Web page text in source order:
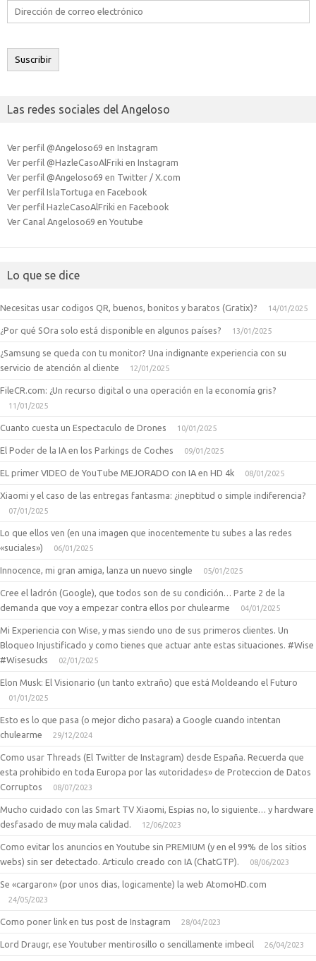
Dirección
electrónico
Suscribir
Las redes sociales del Angeloso
Ver perfil @Angeloso69 en Instagram
Ver perfil @HazleCasoAlFriki en Instagram
Ver perfil @Angeloso69 en Twitter / X.com
Ver perfil IslaTortuga en Facebook
Ver perfil HazleCasoAlFriki en Facebook
Ver Canal Angeloso69 en Youtube
Lo que se dice
Necesitas usar codigos QR, buenos, bonitos y baratos (Gratix)? 14/01/2025
¿Por qué SOra solo está disponible en algunos países? 13/01/2025
¿Samsung se queda con tu monitor? Una indignante experiencia con su
servicio de atención al cliente
12/01/2025
FileCR.com: ¿Un recurso digital o una operación en la economía gris?
11/01/2025
Cuanto cuesta un Espectaculo de Drones 10/01/2025
El Poder de la IA en los Parkings de Coches 09/01/2025
EL primer VIDEO de YouTube MEJORADO con IA en HD 4k 08/01/2025
Xiaomi y el caso de las entregas fantasma: ¿ineptitud o simple indiferencia?
07/01/2025
Lo que ellos ven (en una imagen que inocentemente tu subes a las redes
«suciales»)
06/01/2025
Innocence, mi gran amiga, lanza un nuevo single 05/01/2025
Cree el ladrón (Google), que todos son de su condición… Parte 2 de la
demanda que voy a empezar contra ellos por chulearme
04/01/2025
Mi Experiencia con Wise, y mas siendo uno de sus primeros clientes. Un
Bloqueo Injustificado y como tienes que actuar ante estas situaciones. #Wise
#Wisesucks
02/01/2025
Elon Musk: El Visionario (un tanto extraño) que está Moldeando el Futuro
01/01/2025
Esto es lo que pasa (o mejor dicho pasara) a Google cuando intentan
chulearme
29/12/2024
Como usar Threads (El Twitter de Instagram) desde España. Recuerda que
esta prohibido en toda Europa por las «utoridades» de Proteccion de Datos
Corruptos
08/07/2023
Mucho cuidado con las Smart TV Xiaomi, Espias no, lo siguiente… y hardware
desfasado de muy mala calidad.
12/06/2023
Como evitar los anuncios en Youtube sin PREMIUM (y en el 99% de los sitios
webs) sin ser detectado. Articulo creado con IA (ChatGTP).
08/06/2023
Se «cargaron» (por unos dias, logicamente) la web AtomoHD.com
24/05/2023
Como poner link en tus post de Instagram 28/04/2023
Lord Draugr, ese Youtuber mentirosillo o sencillamente imbecil 26/04/2023